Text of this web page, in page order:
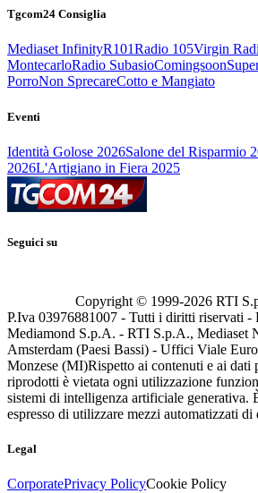
Tgcom24 Consiglia
Mediaset InfinityR101Radio 105Virgin
MontecarloRadio SubasioComingsoon
PorroNon SprecareCotto e Mangiato
Eventi
Identità Golose 2026Salone del Risparmio
2026L'Artigiano in Fiera 2025
Seguici su
Copyright © 1999-2026 RTI
P.Iva 03976881007 - Tutti i diritti riservati -
Mediamond S.p.A. - RTI S.p.A., Mediaset
Amsterdam (Paesi Bassi) - Uffici Viale
Monzese (MI)Rispetto ai contenuti e ai dati
riprodotti è vietata ogni utilizzazione
sistemi di intelligenza artificiale generativa.
espresso di utilizzare mezzi automatizzati di
Legal
CorporatePrivacy PolicyCookie Policy